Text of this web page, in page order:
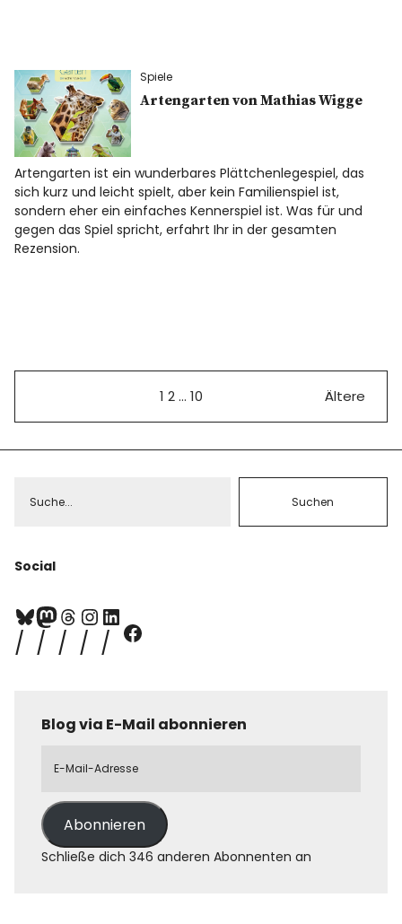
Spiele
Artengarten von Mathias Wigge
Artengarten ist ein wunderbares Plättchenlegespiel, das
sich kurz und leicht spielt, aber kein Familienspiel ist,
sondern eher ein einfaches Kennerspiel ist. Was für und
gegen das Spiel spricht, erfahrt Ihr in der gesamten
Rezension.
1 2 … 10 Ältere
Social
Blog via E-Mail abonnieren
Abonnieren
Schließe dich 346 anderen Abonnenten an